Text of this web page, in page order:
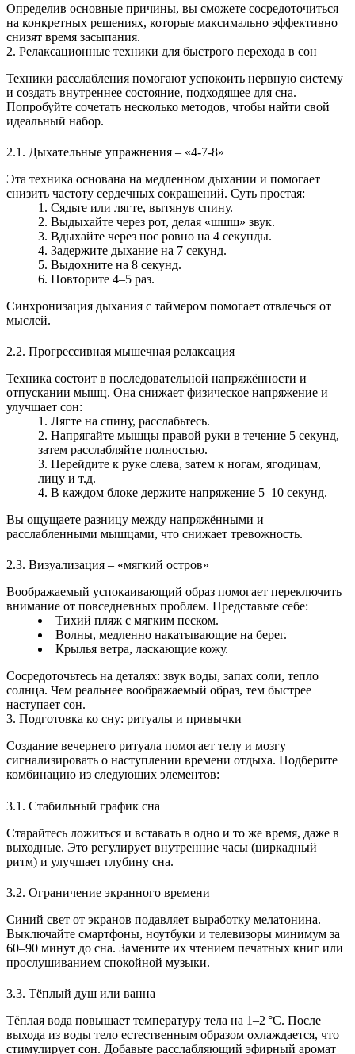
Определив основные причины, вы сможете сосредоточиться
на конкретных решениях, которые максимально эффективно
снизят время засыпания.
2. Релаксационные техники для быстрого перехода в сон
Техники расслабления помогают успокоить нервную систему
и создать внутреннее состояние, подходящее для сна.
Попробуйте сочетать несколько методов, чтобы найти свой
идеальный набор.
2.1. Дыхательные упражнения – «4‑7‑8»
Эта техника основана на медленном дыхании и помогает
снизить частоту сердечных сокращений. Суть простая:
Сядьте или лягте, вытянув спину.
Выдыхайте через рот, делая «шшш» звук.
Вдыхайте через нос ровно на 4 секунды.
Задержите дыхание на 7 секунд.
Выдохните на 8 секунд.
Повторите 4–5 раз.
Синхронизация дыхания с таймером помогает отвлечься от
мыслей.
2.2. Прогрессивная мышечная релаксация
Техника состоит в последовательной напряжённости и
отпускании мышц. Она снижает физическое напряжение и
улучшает сон:
Лягте на спину, расслабьтесь.
Напрягайте мышцы правой руки в течение 5 секунд,
затем расслабляйте полностью.
Перейдите к руке слева, затем к ногам, ягодицам,
лицу и т.д.
В каждом блоке держите напряжение 5–10 секунд.
Вы ощущаете разницу между напряжёнными и
расслабленными мышцами, что снижает тревожность.
2.3. Визуализация – «мягкий остров»
Воображаемый успокаивающий образ помогает переключить
внимание от повседневных проблем. Представьте себе:
Тихий пляж с мягким песком.
Волны, медленно накатывающие на берег.
Крылья ветра, ласкающие кожу.
Сосредоточьтесь на деталях: звук воды, запах соли, тепло
солнца. Чем реальнее воображаемый образ, тем быстрее
наступает сон.
3. Подготовка ко сну: ритуалы и привычки
Создание вечернего ритуала помогает телу и мозгу
сигнализировать о наступлении времени отдыха. Подберите
комбинацию из следующих элементов:
3.1. Стабильный график сна
Старайтесь ложиться и вставать в одно и то же время, даже в
выходные. Это регулирует внутренние часы (циркадный
ритм) и улучшает глубину сна.
3.2. Ограничение экранного времени
Синий свет от экранов подавляет выработку мелатонина.
Выключайте смартфоны, ноутбуки и телевизоры минимум за
60–90 минут до сна. Замените их чтением печатных книг или
прослушиванием спокойной музыки.
3.3. Тёплый душ или ванна
Тёплая вода повышает температуру тела на 1–2 °C. После
выхода из воды тело естественным образом охлаждается, что
стимулирует сон. Добавьте расслабляющий эфирный аромат